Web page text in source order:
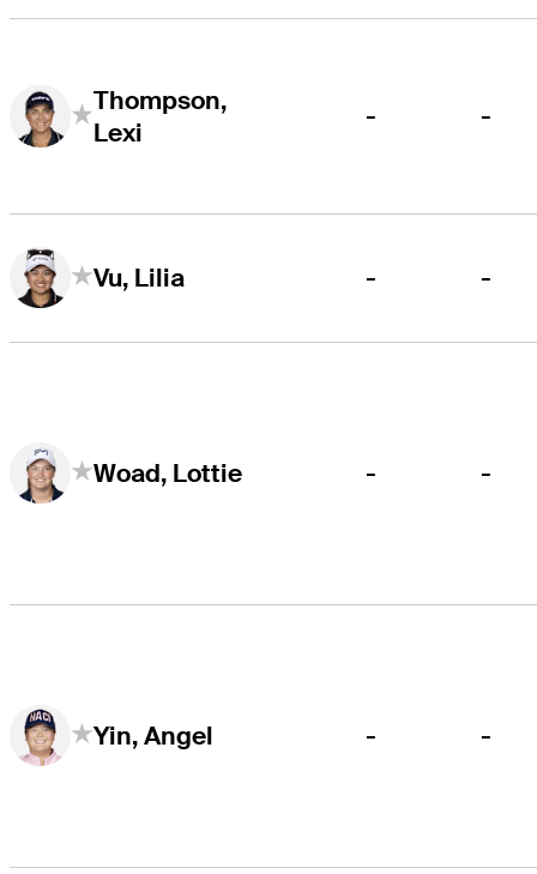
Thompson,
Lexi
- -
Vu, Lilia - -
Woad, Lottie - -
Yin, Angel - -